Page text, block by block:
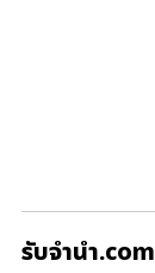
รับจํานํา.com